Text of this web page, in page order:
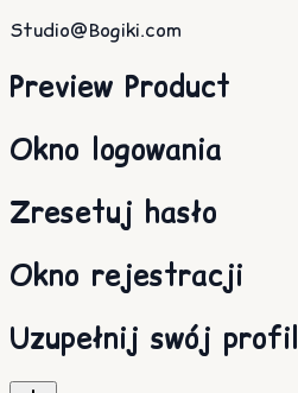
Studio@Bogiki.com
Preview Product
Okno logowania
Zresetuj hasło
Okno rejestracji
Uzupełnij swój profil